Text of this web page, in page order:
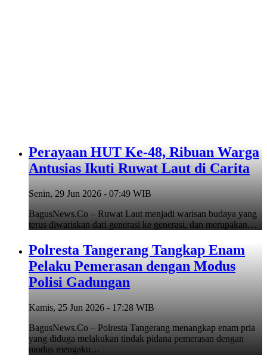
Perayaan HUT Ke-48, Ribuan Warga
Antusias Ikuti Ruwat Laut di Carita
Senin, 29 Jun 2026 - 07:49 WIB
BagusNews.Co – Ruwat Laut menjadi warisan budaya yang
terus diwariskan dari generasi ke generasi, dan merupakan…
Polresta Tangerang Tangkap Enam
Pelaku Pemerasan dengan Modus
Polisi Gadungan
Kamis, 25 Jun 2026 - 17:28 WIB
BagusNews.Co – Polresta Tangerang menangkap enam pria
yang diduga melakukan tindak pidana pemerasan dengan
modus mengaku…